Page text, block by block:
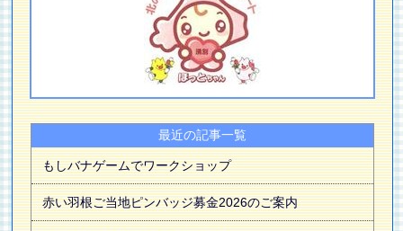
最近の記事一覧
もしバナゲームでワークショップ
赤い羽根ご当地ピンバッジ募金2026のご案内